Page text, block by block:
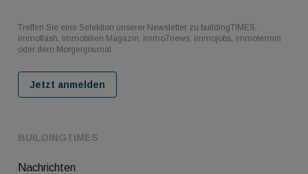
BUILDINGTIMES
Nachrichten
Treffen Sie eine Selektion unserer Newsletter zu buildingTIMES,
immoflash, Immobilien Magazin, immo7news, immojobs, immotermin
oder dem Morgenjournal
Jetzt anmelden